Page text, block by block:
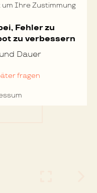
um Ihre Zustimmung
Fehler zu
zu verbessern
Dauer
fragen